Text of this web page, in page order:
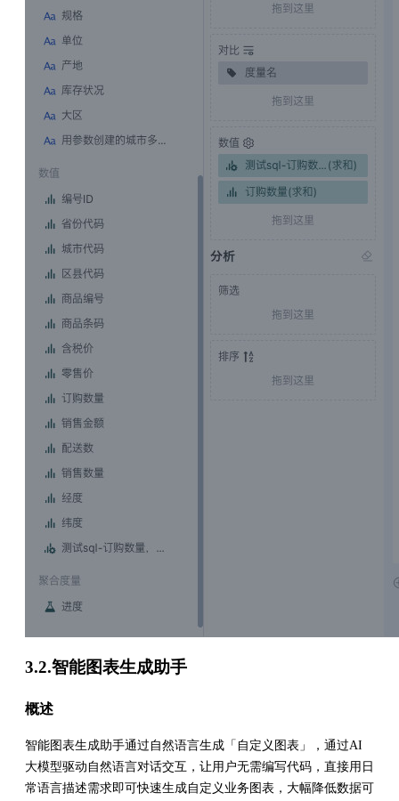
3.2.智能图表生成助手
概述
智能图表生成助手通过自然语言生成「自定义图表」，通过AI
大模型驱动自然语言对话交互，让用户无需编写代码，直接用日
常语言描述需求即可快速生成自定义业务图表，大幅降低数据可